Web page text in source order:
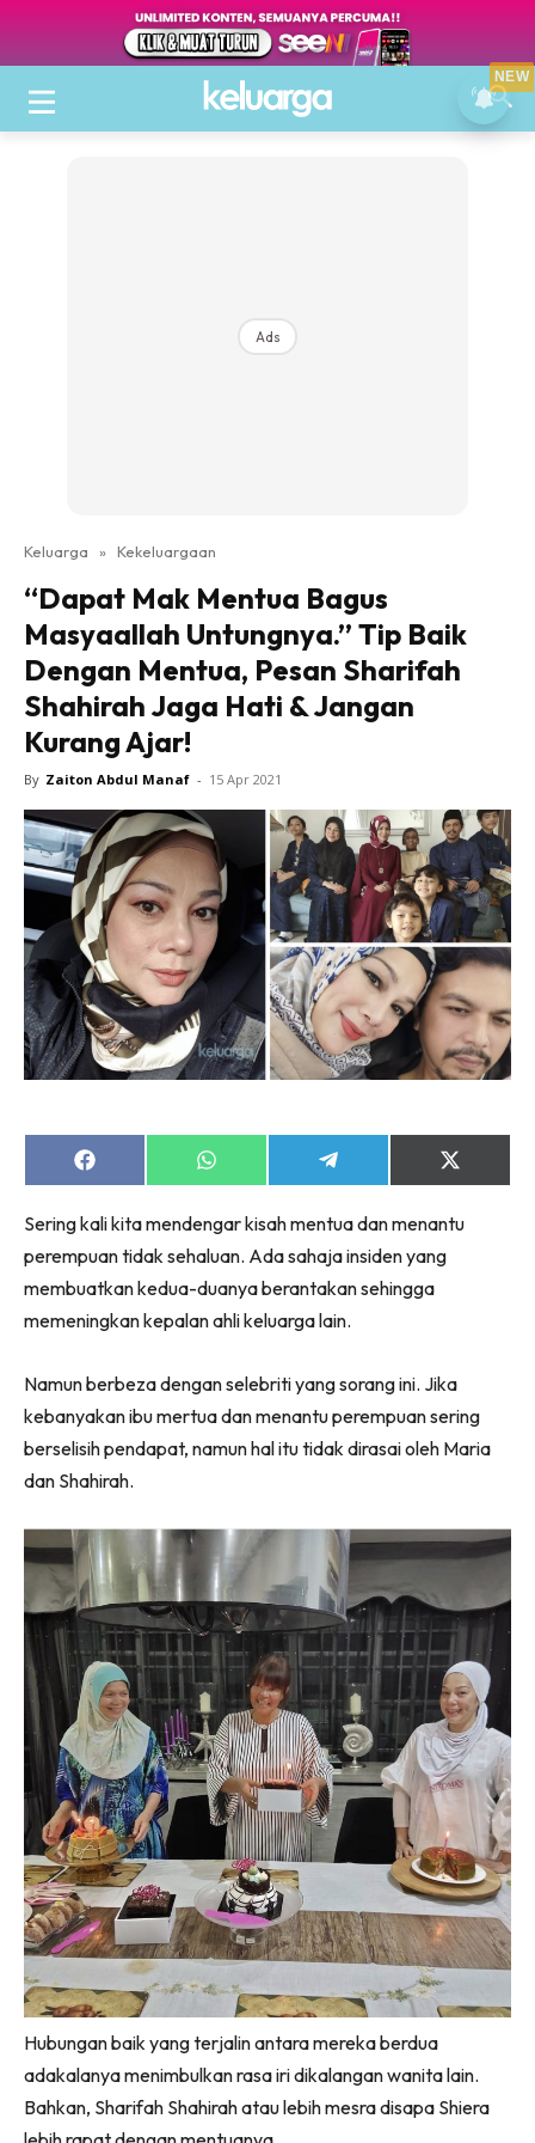
Ads
Keluarga » Kekeluargaan
“Dapat Mak Mentua Bagus
Masyaallah Untungnya.” Tip Baik
Dengan Mentua, Pesan Sharifah
Shahirah Jaga Hati & Jangan
Kurang Ajar!
By Zaiton Abdul Manaf - 15 Apr 2021
Share
on
Share
on
Share
on
Share
on
(Twitter)
Sering kali kita mendengar kisah mentua dan menantu
perempuan tidak sehaluan. Ada sahaja insiden yang
membuatkan kedua-duanya berantakan sehingga
memeningkan kepalan ahli keluarga lain.
Namun berbeza dengan selebriti yang sorang ini. Jika
kebanyakan ibu mertua dan menantu perempuan sering
berselisih pendapat, namun hal itu tidak dirasai oleh Maria
dan Shahirah.
Hubungan baik yang terjalin antara mereka berdua
adakalanya menimbulkan rasa iri dikalangan wanita lain.
Bahkan, Sharifah Shahirah atau lebih mesra disapa Shiera
NEW